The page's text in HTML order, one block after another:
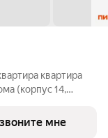
квартира
(корпус 14,
метро
до
мне